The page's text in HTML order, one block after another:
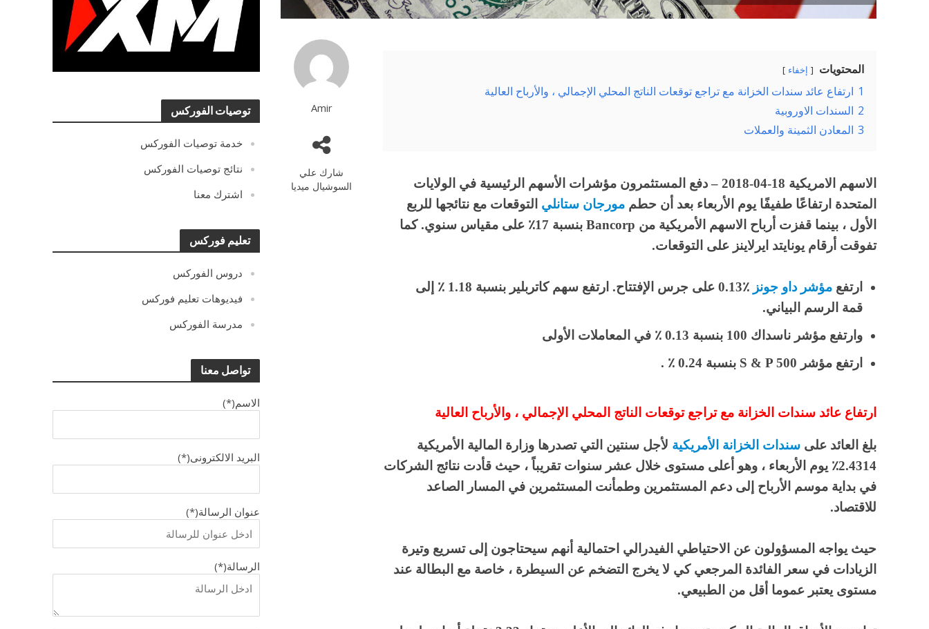
توصيات الفوركس
خدمة توصيات الفوركس
نتائج توصيات الفوركس
اشترك معنا
تعليم فوركس
دروس الفوركس
فيديوهات تعليم فوركس
مدرسة الفوركس
تواصل معنا
الاسم(*)
البريد الالكترونى(*)
عنوان الرسالة(*)
الرسالة(*)
Amir
شارك علي
السوشيال ميديا
المحتويات إخفاء
1 ارتفاع عائد سندات الخزانة مع تراجع توقعات الناتج المحلي الإجمالي ، والأرباح العالية
2 السندات الاوروبية
3 المعادن الثمينة والعملات
الاسهم الامريكية 18-04-2018 – دفع المستثمرون مؤشرات الأسهم الرئيسية في الولايات
المتحدة ارتفاعًا طفيفًا يوم الأربعاء بعد أن حطم مورجان ستانلي التوقعات مع نتائجها للربع
الأول ، بينما قفزت أرباح الاسهم الأمريكية من Bancorp بنسبة 17٪ على مقياس سنوي. كما
تفوقت أرقام يونايتد ايرلاينز على التوقعات.
ارتفع مؤشر داو جونز
0.13٪ على جرس الإفتتاح. ارتفع سهم كاتربلير بنسبة 1.18 ٪ إلى
قمة الرسم البياني.
وارتفع مؤشر ناسداك 100 بنسبة 0.13 ٪ في المعاملات الأولى
ارتفع مؤشر S & P 500 بنسبة 0.24 ٪ .
ارتفاع عائد سندات الخزانة مع تراجع توقعات الناتج المحلي الإجمالي ، والأرباح العالية
بلغ العائد على سندات الخزانة الأمريكية لأجل سنتين التي تصدرها وزارة المالية الأمريكية
2.4314٪ يوم الأربعاء ، وهو أعلى مستوى خلال عشر سنوات تقريباً ، حيث قأدت نتائج الشركات
في بداية موسم الأرباح إلى دعم المستثمرين وطمأنت المستثمرين في المسار الصاعد
للاقتصاد.
حيث يواجه المسؤولون عن الاحتياطي الفيدرالي احتمالية أنهم سيحتاجون إلى تسريع وتيرة
الزيادات في سعر الفائدة المرجعي كي لا يخرج التضخم عن السيطرة ، خاصة مع البطالة عند
مستوى يعتبر عموما أقل من الطبيعي.